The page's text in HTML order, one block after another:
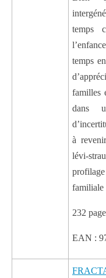
temps
temps
familles
dans
à
lévi-
familiale
232
EAN :